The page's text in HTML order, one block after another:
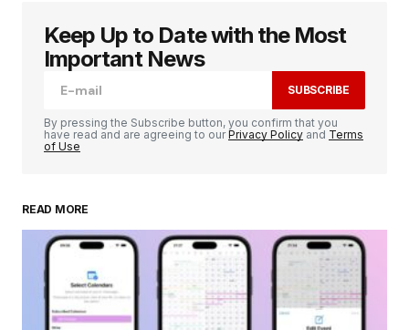
Votre adresse e-mail ne sera pas publiée. Les
champs obligatoires sont indiqués avec
Your Name
Your E-mail
Enregistrer mon nom, mon e-mail et mon
Keep Up to Date with the Most
Important News
SUBSCRIBE
By pressing the Subscribe button, you confirm that you
have read and are agreeing to ourPrivacy Policy and Terms
of Use
READ MORE